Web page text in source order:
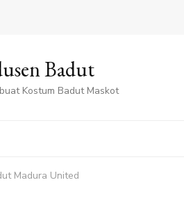
Badut
Kostum Badut Maskot
Madura United